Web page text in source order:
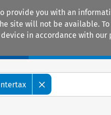
provide you with an
site will not be available.
in accordance with our